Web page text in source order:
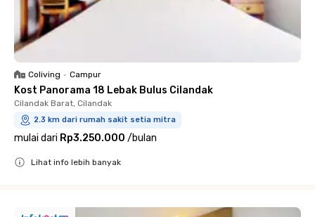
Coliving • Campur
Kost Panorama 18 Lebak Bulus Cilandak
Cilandak Barat, Cilandak
2.3 km dari rumah sakit setia mitra
mulai dari Rp3.250.000 /bulan
Lihat info lebih banyak